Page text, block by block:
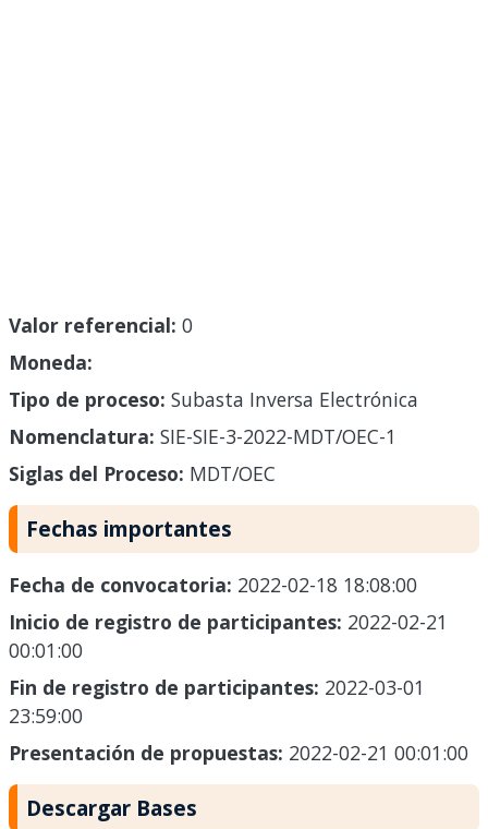
Valor referencial: 0
Moneda:
Tipo de proceso: Subasta Inversa Electrónica
Nomenclatura: SIE-SIE-3-2022-MDT/OEC-1
Siglas del Proceso: MDT/OEC
Fechas importantes
Fecha de convocatoria: 2022-02-18 18:08:00
Inicio de registro de participantes: 2022-02-21
00:01:00
Fin de registro de participantes: 2022-03-01
23:59:00
Presentación de propuestas: 2022-02-21 00:01:00
Descargar Bases